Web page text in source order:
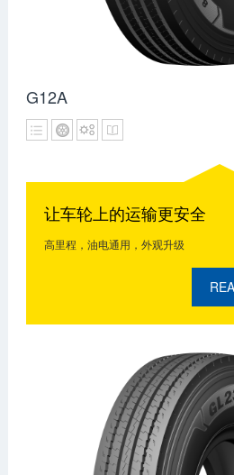
G12A
让车轮上的运输更安全
高里程，油电通用，外观升级